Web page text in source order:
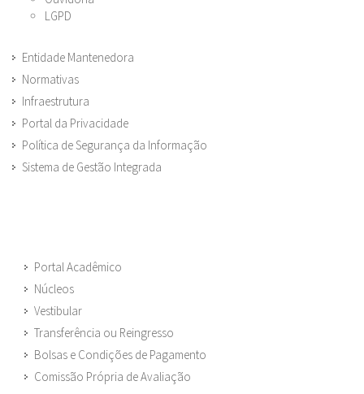
LGPD
Entidade Mantenedora
Normativas
Infraestrutura
Portal da Privacidade
Política de Segurança da Informação
Sistema de Gestão Integrada
Portal Acadêmico
Núcleos
Vestibular
Transferência ou Reingresso
Bolsas e Condições de Pagamento
Comissão Própria de Avaliação